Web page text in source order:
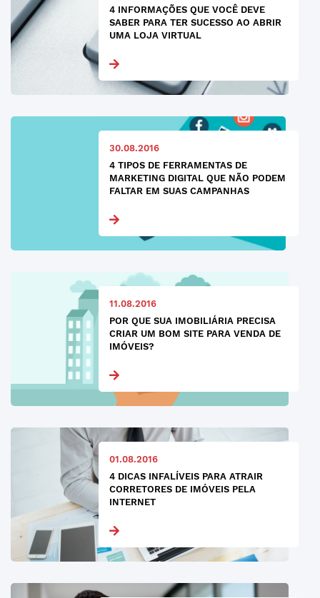
4 INFORMAÇÕES QUE VOCÊ DEVE
SABER PARA TER SUCESSO AO ABRIR
UMA LOJA VIRTUAL
30.08.2016
4 TIPOS DE FERRAMENTAS DE
MARKETING DIGITAL QUE NÃO PODEM
FALTAR EM SUAS CAMPANHAS
11.08.2016
POR QUE SUA IMOBILIÁRIA PRECISA
CRIAR UM BOM SITE PARA VENDA DE
IMÓVEIS?
01.08.2016
4 DICAS INFALÍVEIS PARA ATRAIR
CORRETORES DE IMÓVEIS PELA
INTERNET